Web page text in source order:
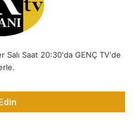
Salı Saat 20:30'da GENÇ TV'de